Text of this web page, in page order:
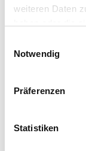
weiteren Daten
Notwendig
Präferenzen
Statistiken
Öffnungszeiten:
Montag bis
Psychoonkologie